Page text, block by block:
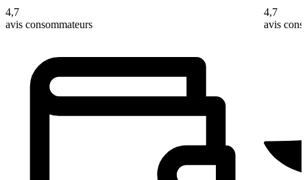
4,7
avis consommateurs
4,7
avis